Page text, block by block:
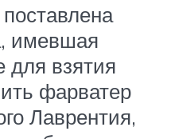
имевшая
для взятия
фарватер
Лаврентия,